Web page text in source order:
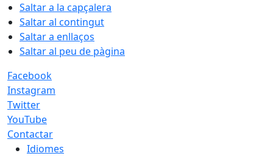
Saltar a la capçalera
Saltar al contingut
Saltar a enllaços
Saltar al peu de pàgina
Facebook
Instagram
Twitter
YouTube
Contactar
Idiomes